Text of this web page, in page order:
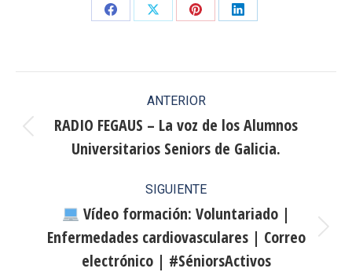
Share
Share
Share
Share
entre
publicaciones
ANTERIOR
Publicación
anterior:
RADIO FEGAUS – La voz de los Alumnos
Universitarios Seniors de Galicia.
SIGUIENTE
Publicación
siguiente:
Vídeo formación: Voluntariado |
Enfermedades cardiovasculares | Correo
electrónico | #SéniorsActivos